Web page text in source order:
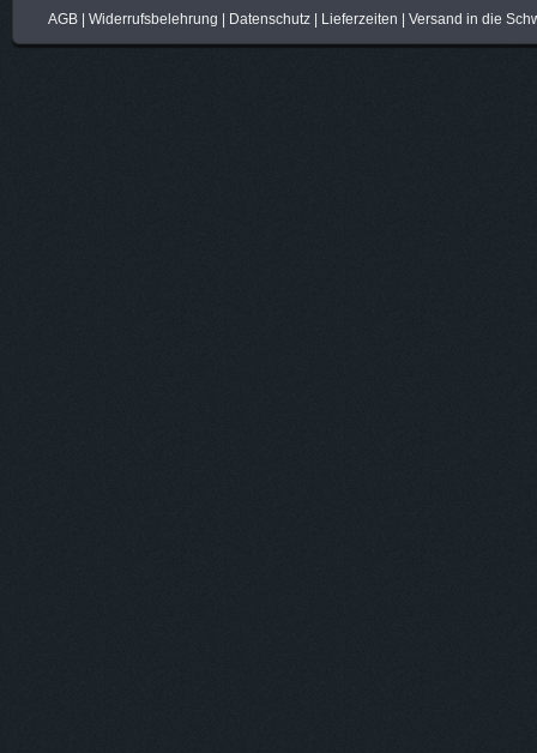
AGB| Widerrufsbelehrung Datenschutz| Lieferzeiten Versand in die